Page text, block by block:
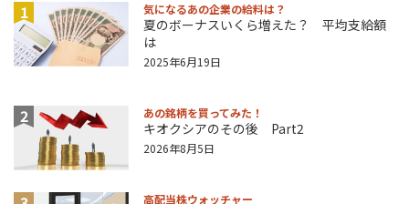
1 気になるあの企業の給料は？
夏のボーナスいくら増えた？ 平均支給額
は
2025年6月19日
2 あの銘柄を買ってみた！
キオクシアのその後 Part2
2026年8月5日
高配当株ウォッチャー